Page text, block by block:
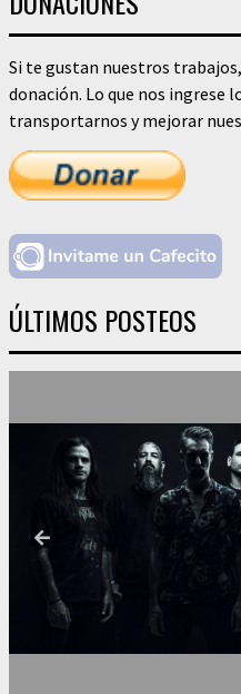
Si te gustan nuestros
donación. Lo que nos ingrese
transportarnos y mejorar
ÚLTIMOS POSTEOS